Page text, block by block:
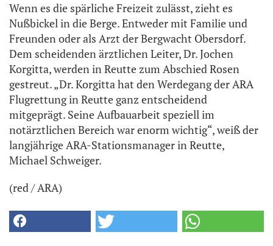
Wenn es die spärliche Freizeit zulässt, zieht es
Nußbickel in die Berge. Entweder mit Familie und
Freunden oder als Arzt der Bergwacht Obersdorf.
Dem scheidenden ärztlichen Leiter, Dr. Jochen
Korgitta, werden in Reutte zum Abschied Rosen
gestreut. „Dr. Korgitta hat den Werdegang der ARA
Flugrettung in Reutte ganz entscheidend
mitgeprägt. Seine Aufbauarbeit speziell im
notärztlichen Bereich war enorm wichtig“, weiß der
langjährige ARA-Stationsmanager in Reutte,
Michael Schweiger.
(red / ARA)